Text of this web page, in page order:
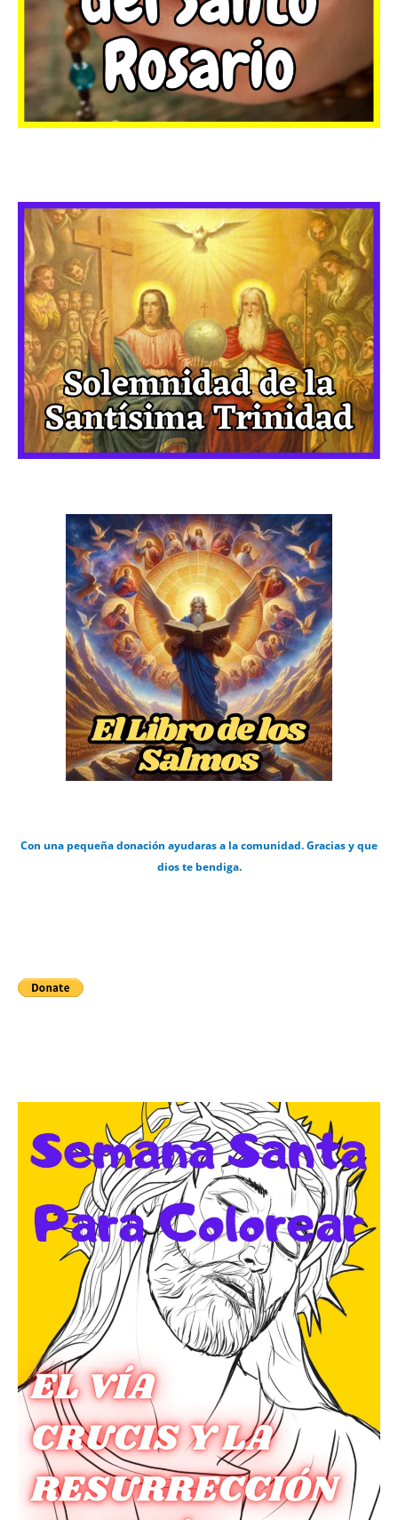
Con una pequeña donación ayudaras a la comunidad. Gracias y que
dios te bendiga.